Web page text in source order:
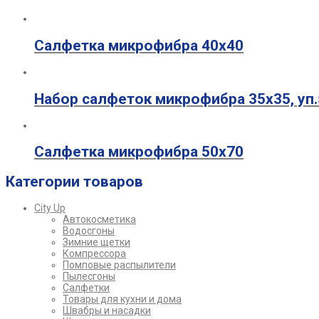
Салфетка микрофибра 40х40
Набор салфеток микрофибра 35х35,
Салфетка микрофибра 50х70
Категории товаров
City Up
Автокосметика
Водосгоны
Зимние щетки
Компрессора
Помповые распылители
Пылесгоны
Салфетки
Товары для кухни и дома
Швабры и насадки